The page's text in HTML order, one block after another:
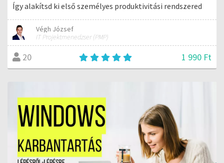
Így alakítsd ki első személyes produktivitási rendszered
Végh József
IT Projektmenedzser (PMP)
20 1 990 Ft